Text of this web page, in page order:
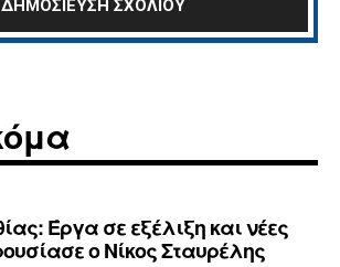
Έργα σε εξέλιξη και νέες
ο Νίκος Σταυρέλης